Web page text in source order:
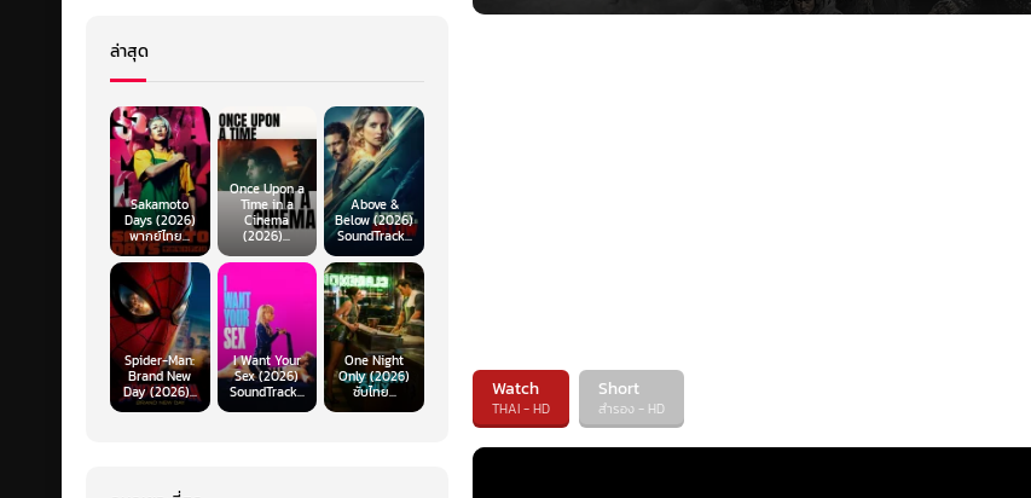
Watch
THAI - HD
Short
สำรอง - HD
ล่าสุด
Sakamoto
Days (2026)
พากย์ไทย...
Once Upon a
Time in a
Cinema
(2026)...
Above &
Below (2026)
SoundTrack...
Spider-Man:
Brand New
Day (2026)...
I Want Your
Sex (2026)
SoundTrack...
One Night
Only (2026)
ซับไทย...